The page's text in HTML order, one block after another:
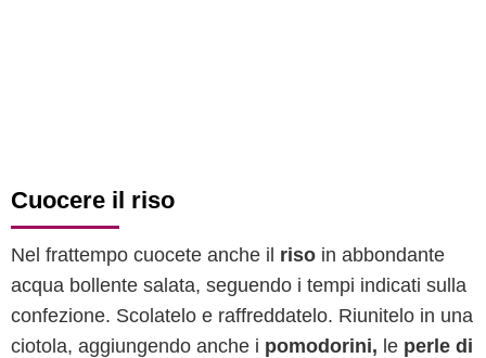
Cuocere il riso
Nel frattempo cuocete anche il riso in abbondante
acqua bollente salata, seguendo i tempi indicati sulla
confezione. Scolatelo e raffreddatelo. Riunitelo in una
ciotola, aggiungendo anche i pomodorini, le perle di